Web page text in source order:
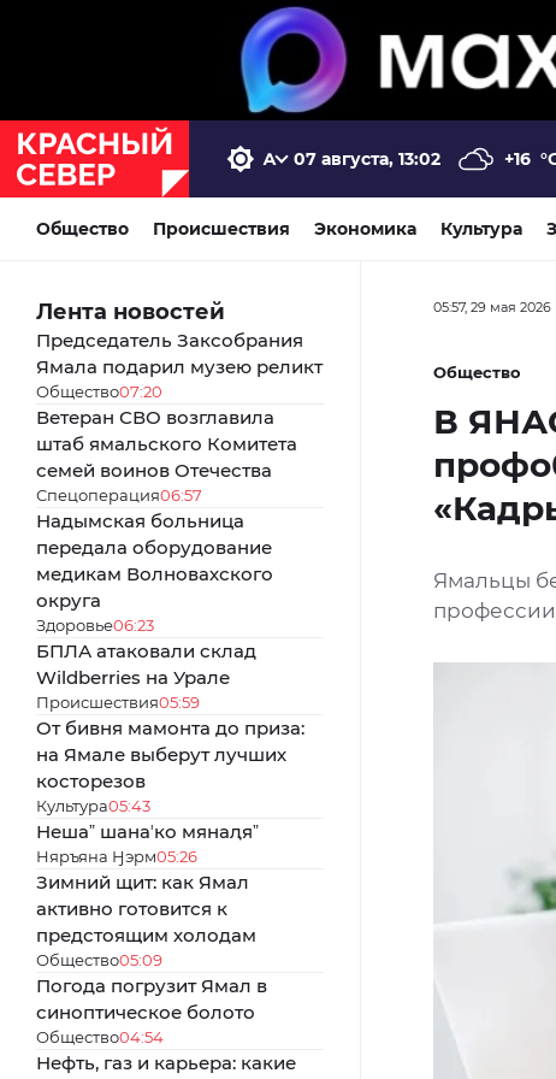
07 августа, 13:02 +16
Общество Происшествия Экономика Культура
Лента новостей
Председатель Заксобрания
Ямала подарил музею реликт
Общество07:20
Ветеран СВО возглавила
штаб ямальского Комитета
семей воинов Отечества
Спецоперация06:57
Надымская больница
передала оборудование
медикам Волновахского
округа
Здоровье06:23
БПЛА атаковали склад
Wildberries на Урале
Происшествия05:59
От бивня мамонта до приза:
на Ямале выберут лучших
косторезов
Культура05:43
Нешаˮ шанаʼко мянаԯяˮ
Няръяна Ӈэрм05:26
Зимний щит: как Ямал
активно готовится к
предстоящим холодам
Общество05:09
Погода погрузит Ямал в
синоптическое болото
Общество04:54
Нефть, газ и карьера: какие
05:57, 29 мая 2026
Общество
В
Ямальцы
профессии